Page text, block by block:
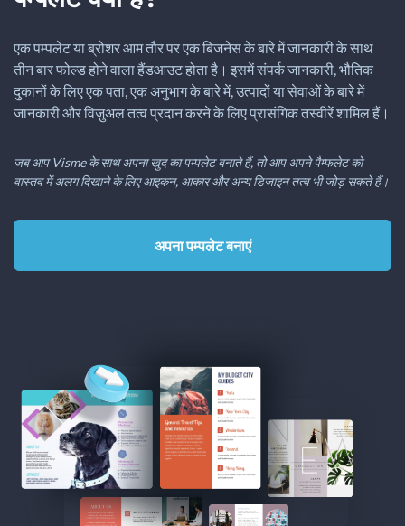
एक पम्पलेट या ब्रोशर आम तौर पर एक बिजनेस के बारे में जानकारी के साथ
तीन बार फोल्ड होने वाला हैंडआउट होता है। इसमें संपर्क जानकारी, भौतिक
दुकानों के लिए एक पता, एक अनुभाग के बारे में, उत्पादों या सेवाओं के बारे में
जानकारी और विज़ुअल तत्व प्रदान करने के लिए प्रासंगिक तस्वीरें शामिल हैं।
जब आप Visme के साथ अपना खुद का पम्पलेट बनाते हैं, तो आप अपने पैम्फलेट को
वास्तव में अलग दिखाने के लिए आइकन, आकार और अन्य डिजाइन तत्व भी जोड़ सकते हैं।
अपना पम्पलेट बनाएं